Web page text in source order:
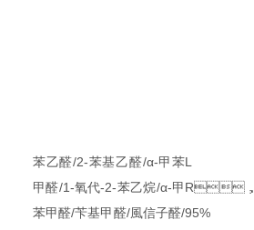
苯乙醛/2-苯基乙醛/α-甲苯
甲醛/1-氧代-2-苯乙烷/α-甲
苯甲醛/苄基甲醛/風信子醛/
L
R，
95%